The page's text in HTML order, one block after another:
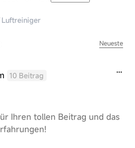
Luftreiniger
Neueste
10 Beitrag
Ihren tollen Beitrag und das